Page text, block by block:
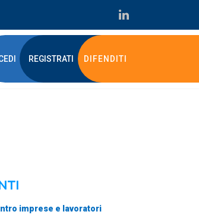
REGISTRATI DIFENDITI
imprese e lavoratori